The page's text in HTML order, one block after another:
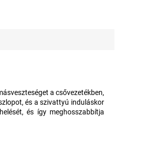
a csővezetékben,
és a szivattyú induláskor
és így meghosszabbítja